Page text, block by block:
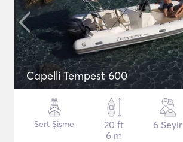
Capelli Tempest 600
Sert Şişme
20 ft
6 m
6 Seyir